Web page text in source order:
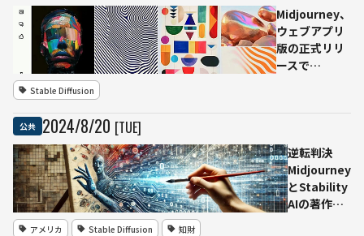
Midjourney、
ウェブアプリ
版の正式リリ
ースで
参入も発表
Stable Diffusion
公共 2024/8/20 [TUE]
逆転判決
Midjourney
とStability
AIの著作権
アメリカ Stable Diffusion 知財